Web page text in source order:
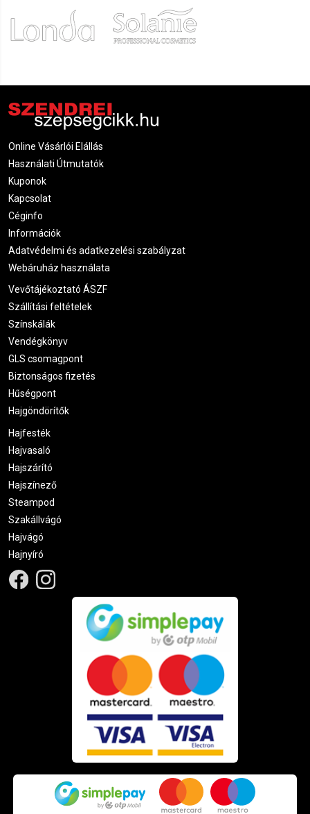
Online Vásárlói Elállás
Használati Útmutatók
Kuponok
Kapcsolat
Céginfo
Információk
Adatvédelmi és adatkezelési szabályzat
Webáruház használata
Vevőtájékoztató ÁSZF
Szállítási feltételek
Színskálák
Vendégkönyv
GLS csomagpont
Biztonságos fizetés
Hűségpont
Hajgöndörítők
Hajfesték
Hajvasaló
Hajszárító
Hajszínező
Steampod
Szakállvágó
Hajvágó
Hajnyíró